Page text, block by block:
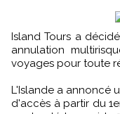
Island Tours a décidé de prolonger son offre d’assurance
annulation
voyages pour toute
L'Islande a annoncé
d'accès à partir du